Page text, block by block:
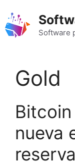
contenidoSoftware
Gold
nueva